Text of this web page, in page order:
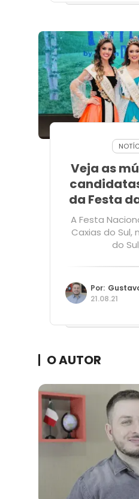
Veja as
da Festa
A Festa
Caxias do Sul,
do
Por:
21.08.21
O AUTOR